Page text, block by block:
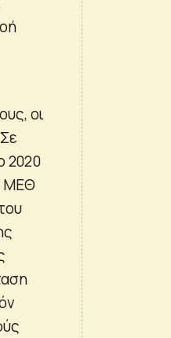
οι
2020
ΜΕΘ